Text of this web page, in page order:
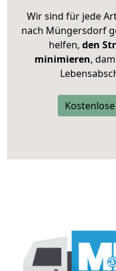
Wir sind für jede
nach Müngersdorf
helfen, den
minimieren,